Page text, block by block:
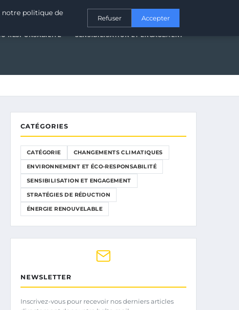
ET ÉCO-RESPONSABILITÉSENSIBILISATION ET ENGAGEMENT
RESPONSABILITÉ SENSIBILISATION ET ENGAGEMENT
CATÉGORIES
CATÉGORIE CHANGEMENTS CLIMATIQUES
ENVIRONNEMENT ET ÉCO-RESPONSABILITÉ
SENSIBILISATION ET ENGAGEMENT
STRATÉGIES DE RÉDUCTION
ÉNERGIE RENOUVELABLE
NEWSLETTER
Inscrivez-vous pour recevoir nos derniers articles
notre politique de
Refuser Accepter